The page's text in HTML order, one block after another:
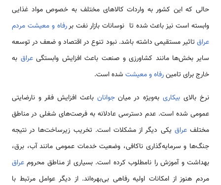
حالی که این کشور به واردات کالاهای مختلف به خصوص مواد غذایی
وابسته است نیز باعث شده تا نوسانات بازار نفت بررفاه و معیشت مردم
عراق تاثیر مستقیمی داشته باشد. نبود تنوع در اقتصاد و ضعف در توسعه
سایر بخش‌ها مانند کشاورزی و صنعت باعث افزایش وابستگیعراق به
خارج برای تامینرفاه و معیشت شده است.
نرخ بالای بیکاریبه‌ویژه در میانجوانان باعث افزایش فقر و نارضایتی
عمومی شده است. عدم دسترسی عادلانه به فرصت‌های شغلی در مناطق
مختلفعراق یکی دیگر از مشکلات است. تخریب زیرساخت‌ها در نتیجه
جنگ‌ها و سرمایه‌گذاری ناکافی، وضعیت خدمات عمومی مانند آب، برق،
بهداشت و آموزش را نامطلوب کرده است. بسیاری از مناطق محروم عراق
مردم هنوز از امکانات اولیه رفاهی بی‌بهره‌اند. از دیگر عوامل مرتبط با